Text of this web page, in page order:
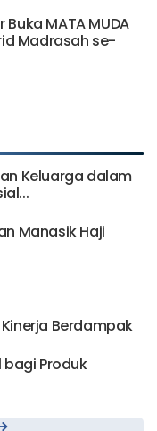
MATA MUDA
Madrasah se-
Keluarga dalam
Manasik Haji
Berdampak
bagi Produk